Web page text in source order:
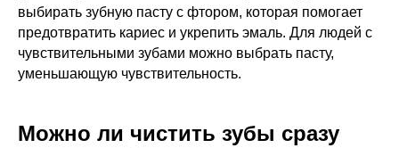
выбирать зубную пасту с фтором, которая помогает
предотвратить кариес и укрепить эмаль. Для людей с
чувствительными зубами можно выбрать пасту,
уменьшающую чувствительность.
Можно ли чистить зубы сразу